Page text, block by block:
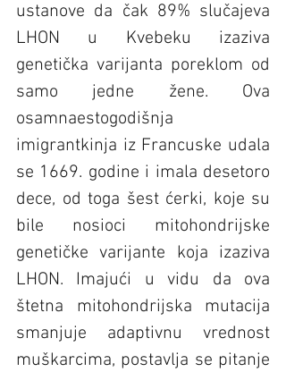
ustanove da čak 89% slučajeva
LHON u Kvebeku izaziva
genetička varijanta poreklom od
samo jedne žene. Ova
osamnaestogodišnja
imigrantkinja iz Francuske udala
se 1669. godine i imala desetoro
dece, od toga šest ćerki, koje su
bile nosioci mitohondrijske
genetičke varijante koja izaziva
LHON. Imajući u vidu da ova
štetna mitohondrijska mutacija
smanjuje adaptivnu vrednost
muškarcima, postavlja se pitanje